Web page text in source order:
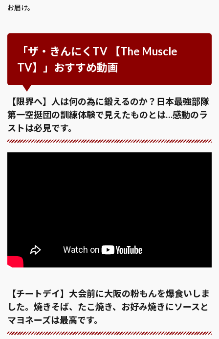
お届け。
「ザ・きんにくTV 【The Muscle
TV】」おすすめ動画
【限界へ】人は何の為に鍛えるのか？日本最強部隊
第一空挺団の訓練体験で見えたものとは…感動のラ
ストは必見です。
【チートデイ】大会前に大阪の粉もんを爆食いしま
した。焼きそば、たこ焼き、お好み焼きにソースと
マヨネーズは最高です。